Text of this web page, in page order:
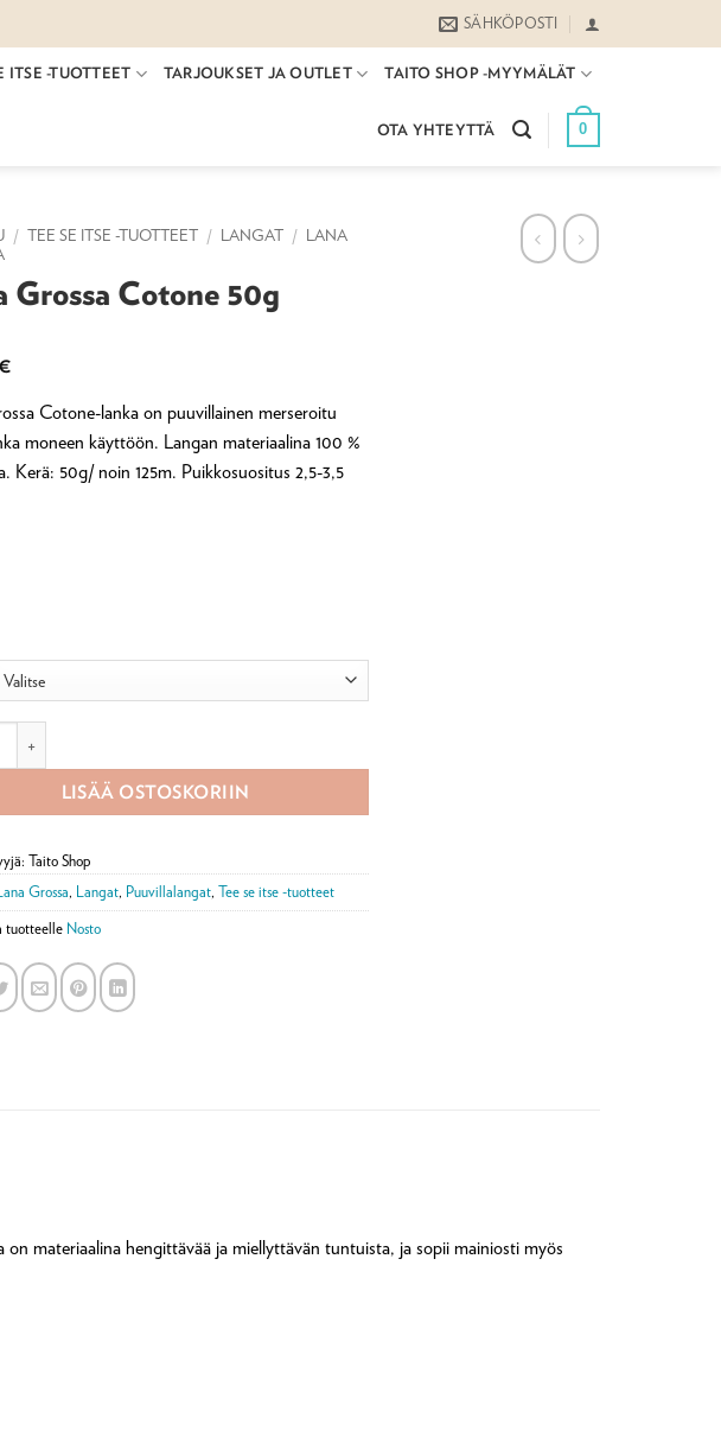
SÄHKÖPOSTI
ITSE -TUOTTEET TARJOUKSET JA OUTLET TAITO SHOP -MYYMÄLÄT
OTA YHTEYTTÄ 0
/ TEE SE ITSE -TUOTTEET / LANGAT / LANA
Grossa Cotone 50g
Cotone-lanka on puuvillainen merseroitu
moneen käyttöön. Langan materiaalina 100 %
Kerä: 50g/ noin 125m. Puikkosuositus 2,5-3,5
LISÄÄ OSTOSKORIIN
Taito Shop
Grossa, Langat, Puuvillalangat, Tee se itse -tuotteet
tuotteelle Nosto
materiaalina hengittävää ja miellyttävän tuntuista, ja sopii mainiosti myös